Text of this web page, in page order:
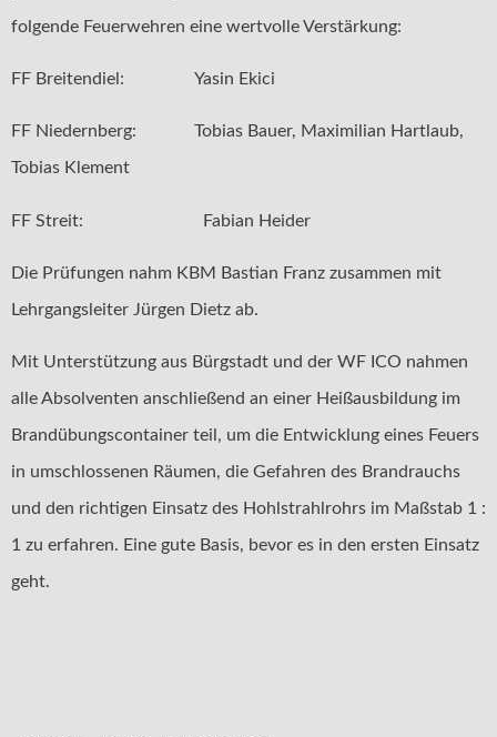
folgende Feuerwehren eine wertvolle Verstärkung:
FF Breitendiel: Yasin Ekici
FF Niedernberg: Tobias Bauer, Maximilian Hartlaub,
Tobias Klement
FF Streit: Fabian Heider
Die Prüfungen nahm KBM Bastian Franz zusammen mit
Lehrgangsleiter Jürgen Dietz ab.
Mit Unterstützung aus Bürgstadt und der WF ICO nahmen
alle Absolventen anschließend an einer Heißausbildung im
Brandübungscontainer teil, um die Entwicklung eines Feuers
in umschlossenen Räumen, die Gefahren des Brandrauchs
und den richtigen Einsatz des Hohlstrahlrohrs im Maßstab 1 :
1 zu erfahren. Eine gute Basis, bevor es in den ersten Einsatz
geht.